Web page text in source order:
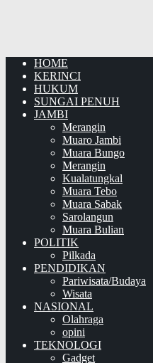
HOME
KERINCI
HUKUM
SUNGAI PENUH
JAMBI
Merangin
Muaro Jambi
Muara Bungo
Merangin
Kualatungkal
Muara Tebo
Muara Sabak
Sarolangun
Muara Bulian
POLITIK
Pilkada
PENDIDIKAN
Pariwisata/Budaya
Wisata
NASIONAL
Olahraga
opini
TEKNOLOGI
Gadget